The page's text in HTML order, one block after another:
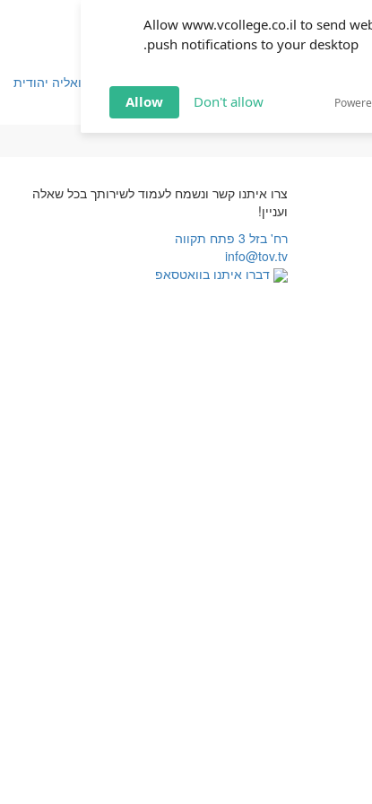
Allow www.vcollege.co.il to send
push notifications to your desktop.
Don't allow
Allow
TOV אקטואליה יהודית שיטת ימימה
צרו איתנו קשר ונשמח לעמוד לשירותך בכל שאלה
ועניין!
רח' בזל 3 פתח תקווה
info@tov.tv
דברו איתנו בוואטסאפ